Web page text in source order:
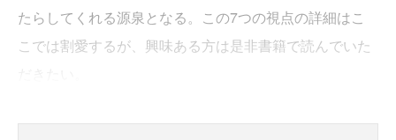
たらしてくれる源泉となる。この7つの視点の詳細はこ
こでは割愛するが、興味ある方は是非書籍で読んでいた